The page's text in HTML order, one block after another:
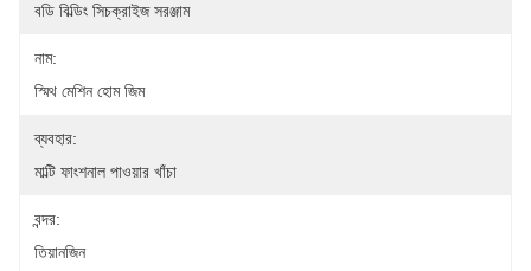
বডি বিল্ডিং সিচক্রাইজ সরঞ্জাম
নাম:
স্মিথ মেশিন হোম জিম
ব্যবহার:
মাল্টি ফাংশনাল পাওয়ার খাঁচা
বন্দর:
তিয়ানজিন